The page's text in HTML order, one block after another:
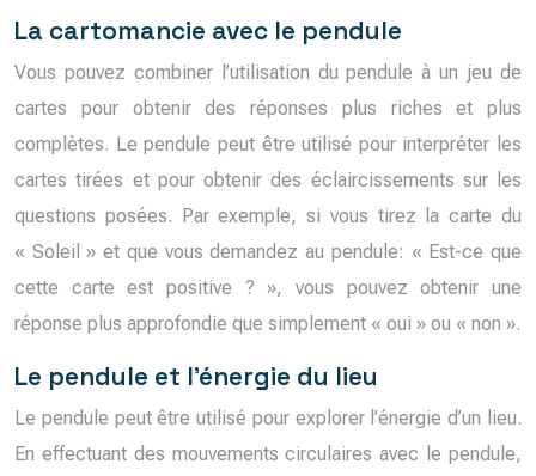
La cartomancie avec le pendule
Vous pouvez combiner l’utilisation du pendule à un jeu de
cartes pour obtenir des réponses plus riches et plus
complètes. Le pendule peut être utilisé pour interpréter les
cartes tirées et pour obtenir des éclaircissements sur les
questions posées. Par exemple, si vous tirez la carte du
« Soleil » et que vous demandez au pendule: « Est-ce que
cette carte est positive ? », vous pouvez obtenir une
réponse plus approfondie que simplement « oui » ou « non ».
Le pendule et l’énergie du lieu
Le pendule peut être utilisé pour explorer l’énergie d’un lieu.
En effectuant des mouvements circulaires avec le pendule,